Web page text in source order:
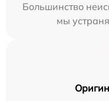
Большинство
мы